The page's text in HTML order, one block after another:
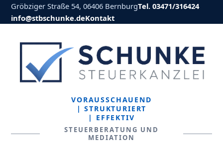
Gröbziger Straße 54, 06406 BernburgTel. 03471/316424
info@stbschunke.deKontakt
VORAUSSCHAUEND
| STRUKTURIERT
| EFFEKTIV
STEUERBERATUNG UND
MEDIATION